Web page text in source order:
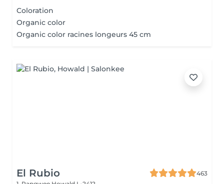
Coloration
Organic color
Organic color racines longeurs 45 cm
El Rubio
463